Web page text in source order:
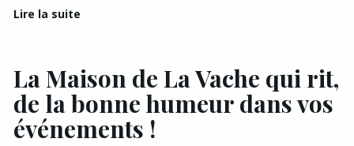
Lire la suite
La Maison de La Vache qui rit,
de la bonne humeur dans vos
événements !